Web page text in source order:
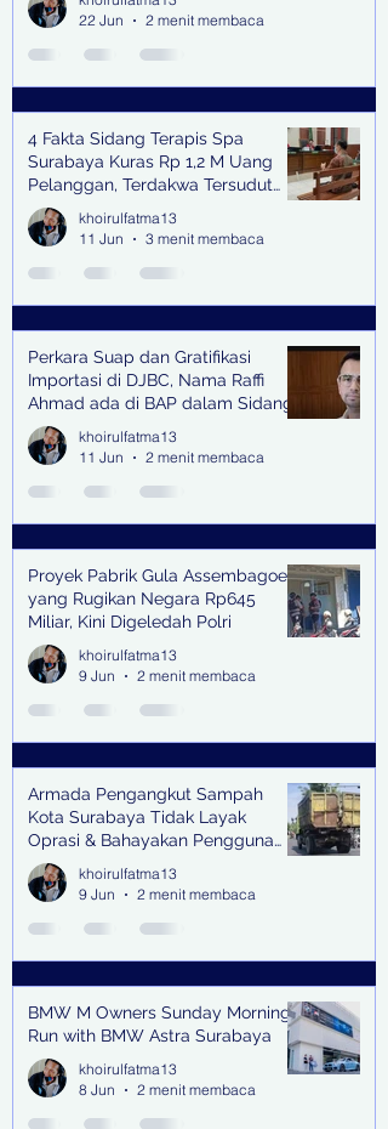
dan Pengendali Banjir
22 Jun
2 menit membaca
4 Fakta Sidang Terapis Spa
Surabaya Kuras Rp 1,2 M Uang
Pelanggan, Terdakwa Tersudut
oleh Keterangan Saksi Kunci
khoirulfatma13
11 Jun
3 menit membaca
Perkara Suap dan Gratifikasi
Importasi di DJBC, Nama Raffi
Ahmad ada di BAP dalam Sidang
khoirulfatma13
11 Jun
2 menit membaca
Proyek Pabrik Gula Assembagoes
yang Rugikan Negara Rp645
Miliar, Kini Digeledah Polri
khoirulfatma13
9 Jun
2 menit membaca
Armada Pengangkut Sampah
Kota Surabaya Tidak Layak
Oprasi & Bahayakan Pengguna
Jalan
khoirulfatma13
9 Jun
2 menit membaca
BMW M Owners Sunday Morning
Run with BMW Astra Surabaya
khoirulfatma13
8 Jun
2 menit membaca